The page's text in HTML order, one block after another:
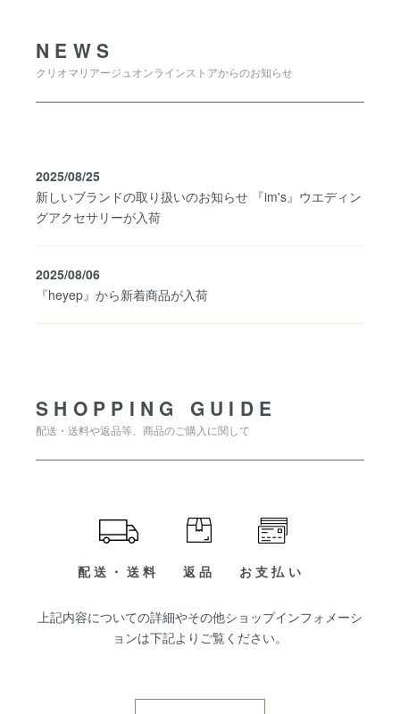
NEWS
クリオマリアージュオンラインストアからのお知らせ
2025/08/25
新しいブランドの取り扱いのお知らせ 『im's』ウエディン
グアクセサリーが入荷
2025/08/06
『heyep』から新着商品が入荷
SHOPPING GUIDE
配送・送料や返品等、商品のご購入に関して
配送・送料 返品 お支払い
上記内容についての詳細やその他ショップインフォメーシ
ョンは下記よりご覧ください。